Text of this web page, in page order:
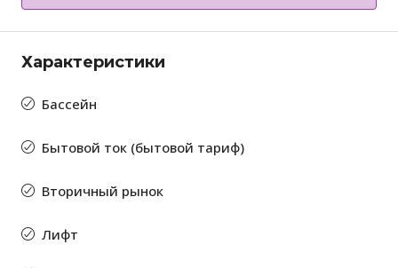
Характеристики
Бассейн
Бытовой ток (бытовой тариф)
Вторичный рынок
Лифт